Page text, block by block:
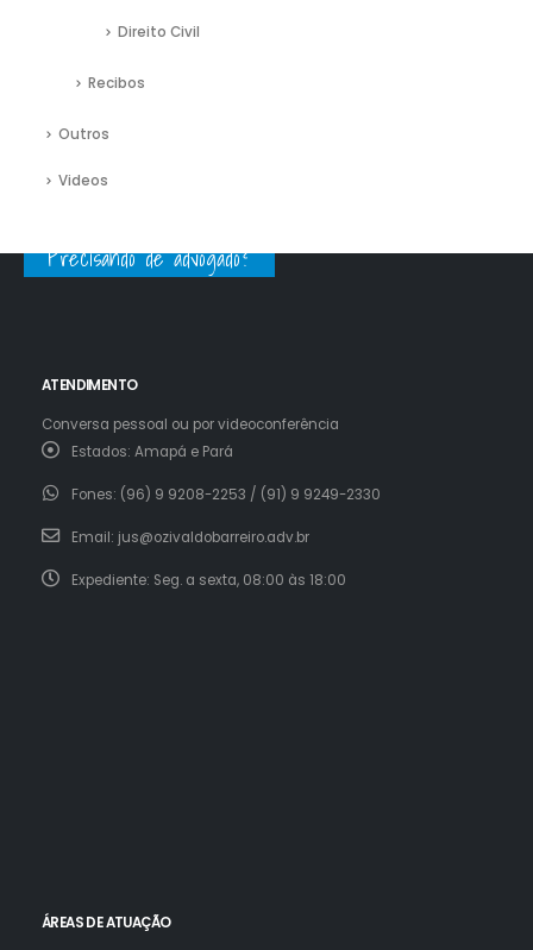
Direito Civil
Recibos
Outros
Videos
Precisando de advogado?
ATENDIMENTO
Conversa pessoal ou por videoconferência
Estados: Amapá e Pará
Fones: (96) 9 9208-2253 / (91) 9 9249-2330
Email: jus@ozivaldobarreiro.adv.br
Expediente: Seg. a sexta, 08:00 às 18:00
ÁREAS DE ATUAÇÃO